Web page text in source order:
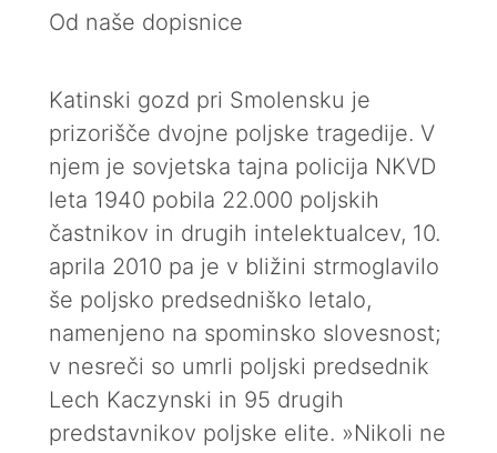
Od naše dopisnice
Katinski gozd pri Smolensku je
prizorišče dvojne poljske tragedije. V
njem je sovjetska tajna policija NKVD
leta 1940 pobila 22.000 poljskih
častnikov in drugih intelektualcev, 10.
aprila 2010 pa je v bližini strmoglavilo
še poljsko predsedniško letalo,
namenjeno na spominsko slovesnost;
v nesreči so umrli poljski predsednik
Lech Kaczynski in 95 drugih
predstavnikov poljske elite. »Nikoli ne